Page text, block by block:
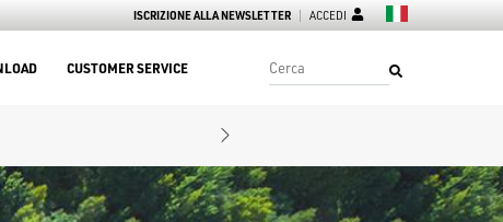
ISCRIZIONE ALLA NEWSLETTER ACCEDI
CUSTOMER SERVICE